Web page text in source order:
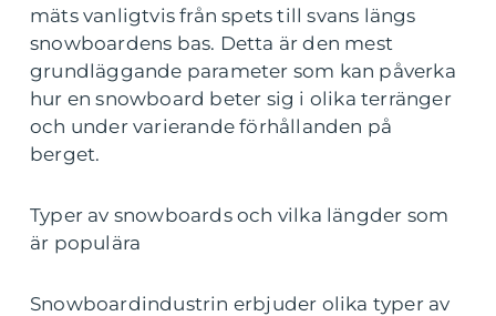
mäts vanligtvis från spets till svans längs
snowboardens bas. Detta är den mest
grundläggande parameter som kan påverka
hur en snowboard beter sig i olika terränger
och under varierande förhållanden på
berget.
Typer av snowboards och vilka längder som
är populära
Snowboardindustrin erbjuder olika typer av